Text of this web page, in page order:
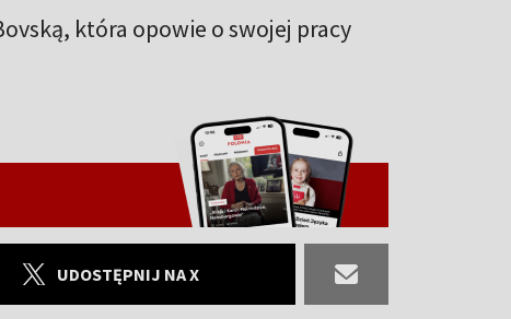
która opowie o swojej pracy
UDOSTĘPNIJ NA X